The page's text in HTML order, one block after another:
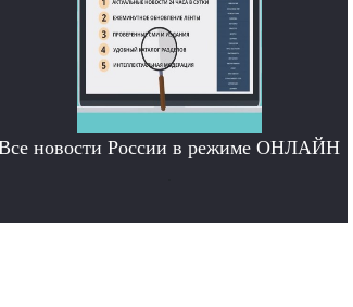
новости России в режиме ОНЛАЙН